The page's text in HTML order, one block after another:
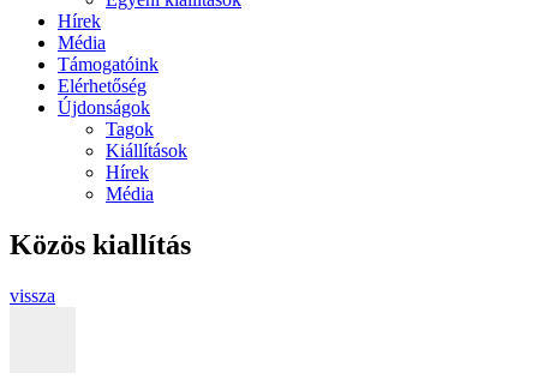
Hírek
Média
Támogatóink
Elérhetőség
Újdonságok
Tagok
Kiállítások
Hírek
Média
Közös kiallítás
vissza